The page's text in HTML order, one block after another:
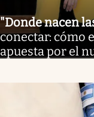
"Donde nacen
conectar: cómo
apuesta por el